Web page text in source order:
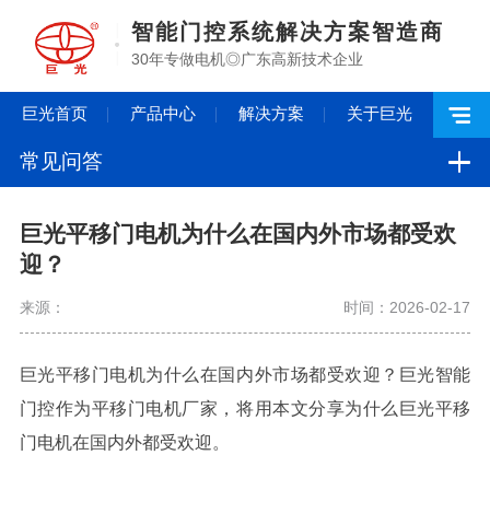
智能门控系统解决方案智造商
30年专做电机◎广东高新技术企业
巨光首页 产品中心 解决方案 关于巨光
常见问答
巨光平移门电机为什么在国内外市场都受欢
迎？
来源： 时间：2026-02-17
巨光平移门电机为什么在国内外市场都受欢迎？巨光智能
门控作为平移门电机厂家，将用本文分享为什么巨光平移
门电机在国内外都受欢迎。